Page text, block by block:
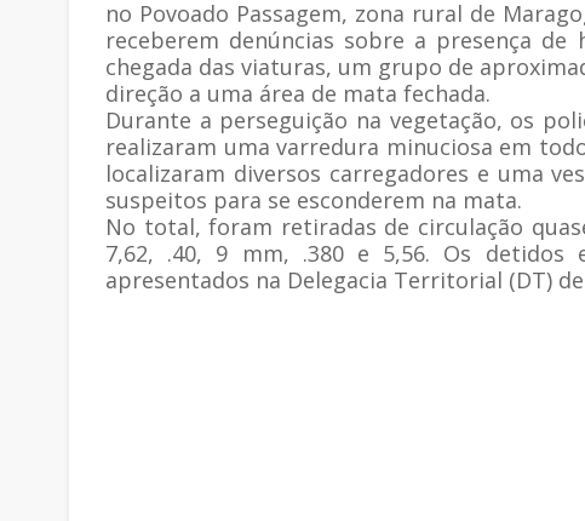
no Povoado Passagem, zona rural de
receberem denúncias sobre a presença
chegada das viaturas, um grupo de
direção a uma área de mata fechada.
Durante a perseguição na vegetação, os
realizaram uma varredura minuciosa em
localizaram diversos carregadores e uma
suspeitos para se esconderem na mata.
No total, foram retiradas de circulação
7,62, .40, 9 mm, .380 e 5,56. Os
apresentados na Delegacia Territorial (DT)